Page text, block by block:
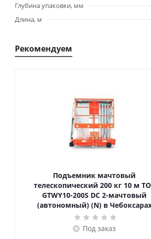
Глубина упаковки, мм
Длина, м
Рекомендуем
Подъемник мачтовый
телескопический 200 кг 10 м TOR
GTWY10-200S DC 2-мачтовый
(автономный) (N) в
Под заказ